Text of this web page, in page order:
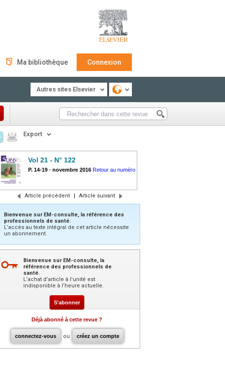
Ma bibliothèque Connexion
Autres sites Elsevier
Export
Vol 21 - N° 122
P. 14-19 - novembre 2016 Retour au numéro
Article précédent | Article suivant
Bienvenue sur EM-consulte, la référence des
professionnels de santé.
L’accès au texte intégral de cet article nécessite
un abonnement.
Bienvenue sur EM-consulte, la
référence des professionnels de
santé.
L’achat d’article à l’unité est
indisponible à l’heure actuelle.
S'abonner
Déjà abonné à cette revue ?
connectez-vous ou créez un compte